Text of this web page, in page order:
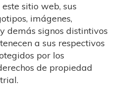
sitio web, sus
imágenes,
demás signos distintivos
a sus respectivos
por los
de propiedad